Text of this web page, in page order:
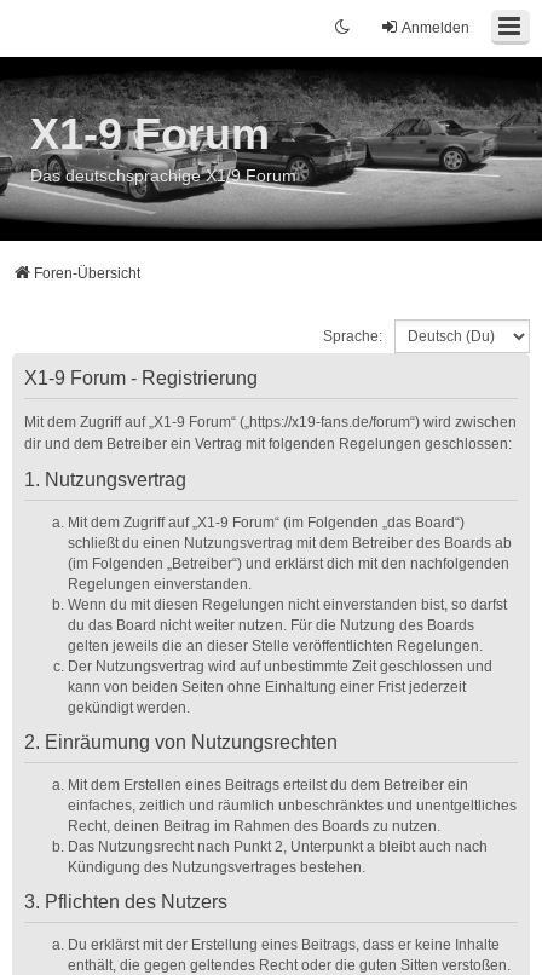
Anmelden
X1-9 Forum
Das deutschsprachige X1/9 Forum
Foren-Übersicht
Sprache:
X1-9 Forum - Registrierung
Mit dem Zugriff auf „X1-9 Forum“ („https://x19-fans.de/forum“) wird zwischen
dir und dem Betreiber ein Vertrag mit folgenden Regelungen geschlossen:
1. Nutzungsvertrag
Mit dem Zugriff auf „X1-9 Forum“ (im Folgenden „das Board“)
schließt du einen Nutzungsvertrag mit dem Betreiber des Boards ab
(im Folgenden „Betreiber“) und erklärst dich mit den nachfolgenden
Regelungen einverstanden.
Wenn du mit diesen Regelungen nicht einverstanden bist, so darfst
du das Board nicht weiter nutzen. Für die Nutzung des Boards
gelten jeweils die an dieser Stelle veröffentlichten Regelungen.
Der Nutzungsvertrag wird auf unbestimmte Zeit geschlossen und
kann von beiden Seiten ohne Einhaltung einer Frist jederzeit
gekündigt werden.
2. Einräumung von Nutzungsrechten
Mit dem Erstellen eines Beitrags erteilst du dem Betreiber ein
einfaches, zeitlich und räumlich unbeschränktes und unentgeltliches
Recht, deinen Beitrag im Rahmen des Boards zu nutzen.
Das Nutzungsrecht nach Punkt 2, Unterpunkt a bleibt auch nach
Kündigung des Nutzungsvertrages bestehen.
3. Pflichten des Nutzers
Du erklärst mit der Erstellung eines Beitrags, dass er keine Inhalte
enthält, die gegen geltendes Recht oder die guten Sitten verstoßen.